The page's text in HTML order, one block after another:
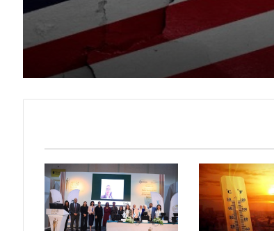
في الاتفاق الإيراني الأمريكي
بحفل توزيع الجوائز للمشروعات الفائزة